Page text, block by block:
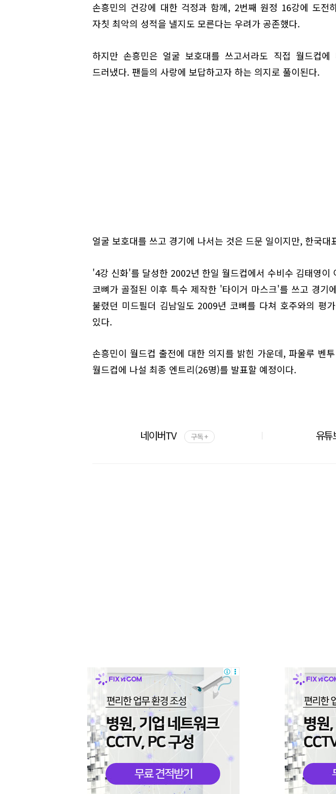
손흥민의 건강에 대한 걱정과 함께, 2번째 원정 16강에 도전
자칫 최악의 성적을 낼지도 모른다는 우려가 공존했다.
하지만 손흥민은 얼굴 보호대를 쓰고서라도 직접 월드컵에
드러냈다. 팬들의 사랑에 보답하고자 하는 의지로 풀이된다.
얼굴 보호대를 쓰고 경기에 나서는 것은 드문 일이지만, 한국대
'4강 신화'를 달성한 2002년 한일 월드컵에서 수비수 김태영이
코뼈가 골절된 이후 특수 제작한 '타이거 마스크'를 쓰고 경기
불렸던 미드필더 김남일도 2009년 코뼈를 다쳐 호주와의 평
있다.
손흥민이 월드컵 출전에 대한 의지를 밝힌 가운데, 파울루 벤
월드컵에 나설 최종 엔트리(26명)를 발표할 예정이다.
네이버TV 구독 + 유튜